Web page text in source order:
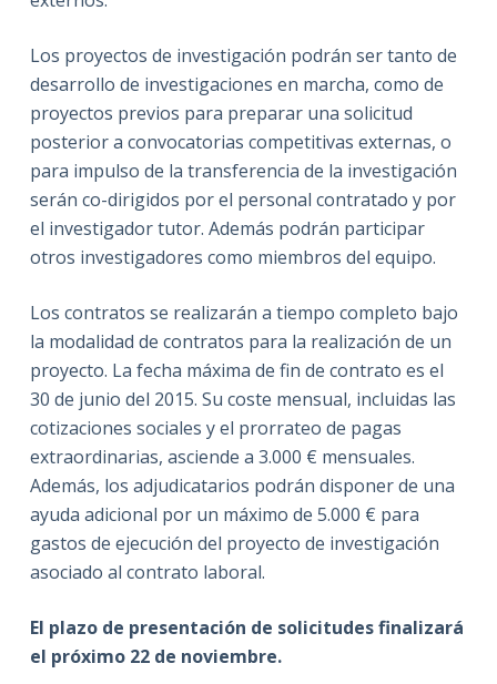
Los proyectos de investigación podrán ser tanto de
desarrollo de investigaciones en marcha, como de
proyectos previos para preparar una solicitud
posterior a convocatorias competitivas externas, o
para impulso de la transferencia de la investigación
serán co-dirigidos por el personal contratado y por
el investigador tutor. Además podrán participar
otros investigadores como miembros del equipo.
Los contratos se realizarán a tiempo completo bajo
la modalidad de contratos para la realización de un
proyecto. La fecha máxima de fin de contrato es el
30 de junio del 2015. Su coste mensual, incluidas las
cotizaciones sociales y el prorrateo de pagas
extraordinarias, asciende a 3.000 € mensuales.
Además, los adjudicatarios podrán disponer de una
ayuda adicional por un máximo de 5.000 € para
gastos de ejecución del proyecto de investigación
asociado al contrato laboral.
El plazo de presentación de solicitudes finalizará
el próximo 22 de noviembre.